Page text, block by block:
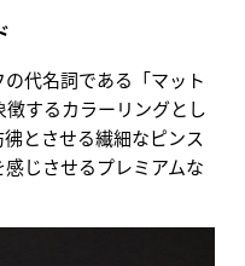
代名詞である「マット
するカラーリングとし
とさせる繊細なピンス
じさせるプレミアムな